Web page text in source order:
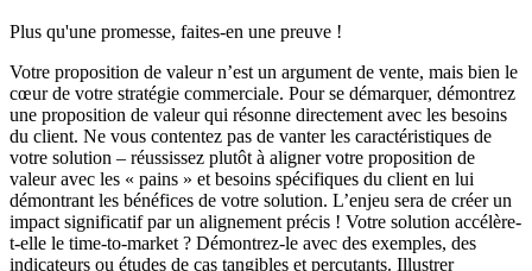
Plus qu'une promesse, faites-en une preuve !
Votre proposition de valeur n’est un argument de vente, mais bien le
cœur de votre stratégie commerciale. Pour se démarquer, démontrez
une proposition de valeur qui résonne directement avec les besoins
du client. Ne vous contentez pas de vanter les caractéristiques de
votre solution – réussissez plutôt à aligner votre proposition de
valeur avec les « pains » et besoins spécifiques du client en lui
démontrant les bénéfices de votre solution. L’enjeu sera de créer un
impact significatif par un alignement précis ! Votre solution accélère-
t-elle le time-to-market ? Démontrez-le avec des exemples, des
indicateurs ou études de cas tangibles et percutants. Illustrer